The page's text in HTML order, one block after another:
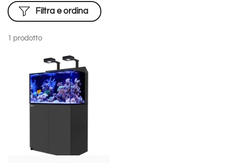
1 prodotto
Filtra e ordina